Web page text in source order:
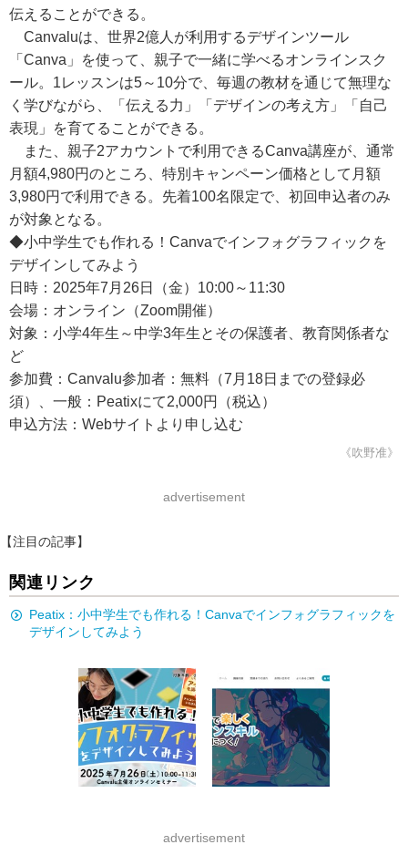
伝えることができる。
Canvaluは、世界2億人が利用するデザインツール
「Canva」を使って、親子で一緒に学べるオンラインスク
ール。1レッスンは5～10分で、毎週の教材を通じて無理な
く学びながら、「伝える力」「デザインの考え方」「自己
表現」を育てることができる。
また、親子2アカウントで利用できるCanva講座が、通常
月額4,980円のところ、特別キャンペーン価格として月額
3,980円で利用できる。先着100名限定で、初回申込者のみ
が対象となる。
◆小中学生でも作れる！Canvaでインフォグラフィックを
デザインしてみよう
日時：2025年7月26日（金）10:00～11:30
会場：オンライン（Zoom開催）
対象：小学4年生～中学3年生とその保護者、教育関係者な
ど
参加費：Canvalu参加者：無料（7月18日までの登録必
須）、一般：Peatixにて2,000円（税込）
申込方法：Webサイトより申し込む
《吹野准》
advertisement
【注目の記事】
関連リンク
Peatix：小中学生でも作れる！Canvaでインフォグラフィックを
デザインしてみよう
advertisement